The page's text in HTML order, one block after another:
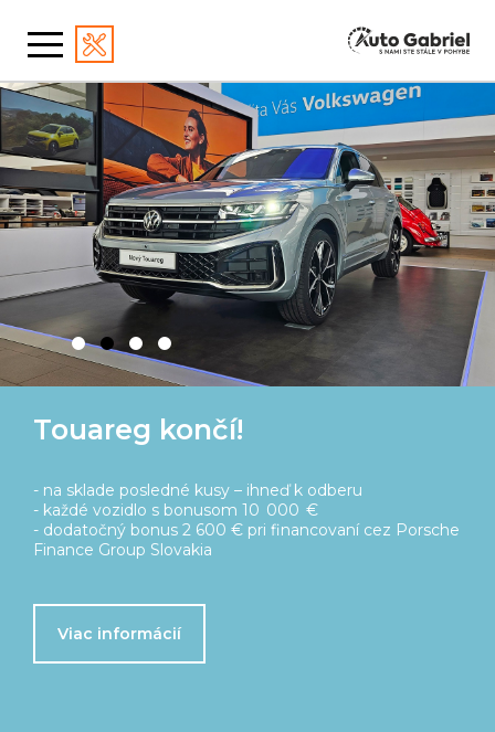
Škoda Kodiaq prináša kopec
Cenové zvýhodnenie až 7 500 €
Predĺžená záruka na 5 rokov zdarma
Servisný balík Basic na 5 rokov/ 100 000 km zdarma